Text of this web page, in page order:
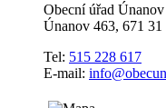
Obecní úřad Únanov
Únanov 463, 671
Tel: 515 228 617
E-mail: